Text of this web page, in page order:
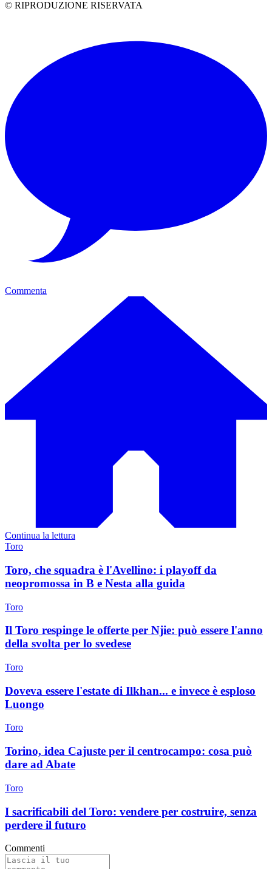
© RIPRODUZIONE RISERVATA
Commenta
Continua la lettura
Toro
Toro, che squadra è l'Avellino: i playoff da
neopromossa in B e Nesta alla guida
Toro
Il Toro respinge le offerte per Njie: può essere l'anno
della svolta per lo svedese
Toro
Doveva essere l'estate di Ilkhan... e invece è esploso
Luongo
Toro
Torino, idea Cajuste per il centrocampo: cosa può
dare ad Abate
Toro
I sacrificabili del Toro: vendere per costruire, senza
perdere il futuro
Commenti